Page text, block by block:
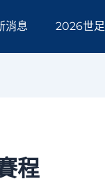
消息 2026世足
程